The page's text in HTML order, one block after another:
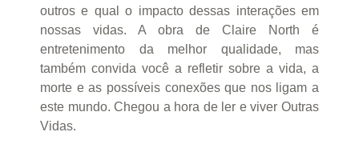
outros e qual o impacto dessas interações em
nossas vidas. A obra de Claire North é
entretenimento da melhor qualidade, mas
também convida você a refletir sobre a vida, a
morte e as possíveis conexões que nos ligam a
este mundo. Chegou a hora de ler e viver Outras
Vidas.